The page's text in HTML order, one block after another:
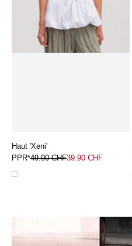
Haut 'Xeni'
PPR*49.90 CHF39.90 CHF